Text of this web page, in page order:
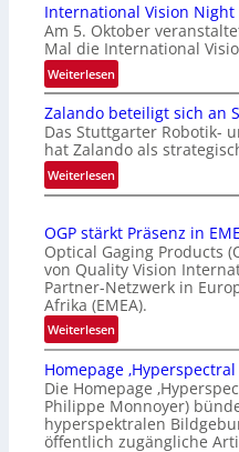
International Vision Night
Am 5. Oktober
Mal die International
Weiterlesen:
I
n
t
e
r
n
t
i
o
n
l
V
i
s
i
Zalando beteiligt sich an
Das Stuttgarter Robotik-
hat Zalando als
Weiterlesen:
Z
l
a
n
d
o
b
e
t
e
i
OGP stärkt Präsenz in
Optical Gaging Products
von Quality Vision
Partner-Netzwerk in
Afrika (EMEA).
Weiterlesen:
O
G
P
s
t
Homepage ‚Hyperspectral
Die Homepage
Philippe Monnoyer)
hyperspektralen
öffentlich zugängliche